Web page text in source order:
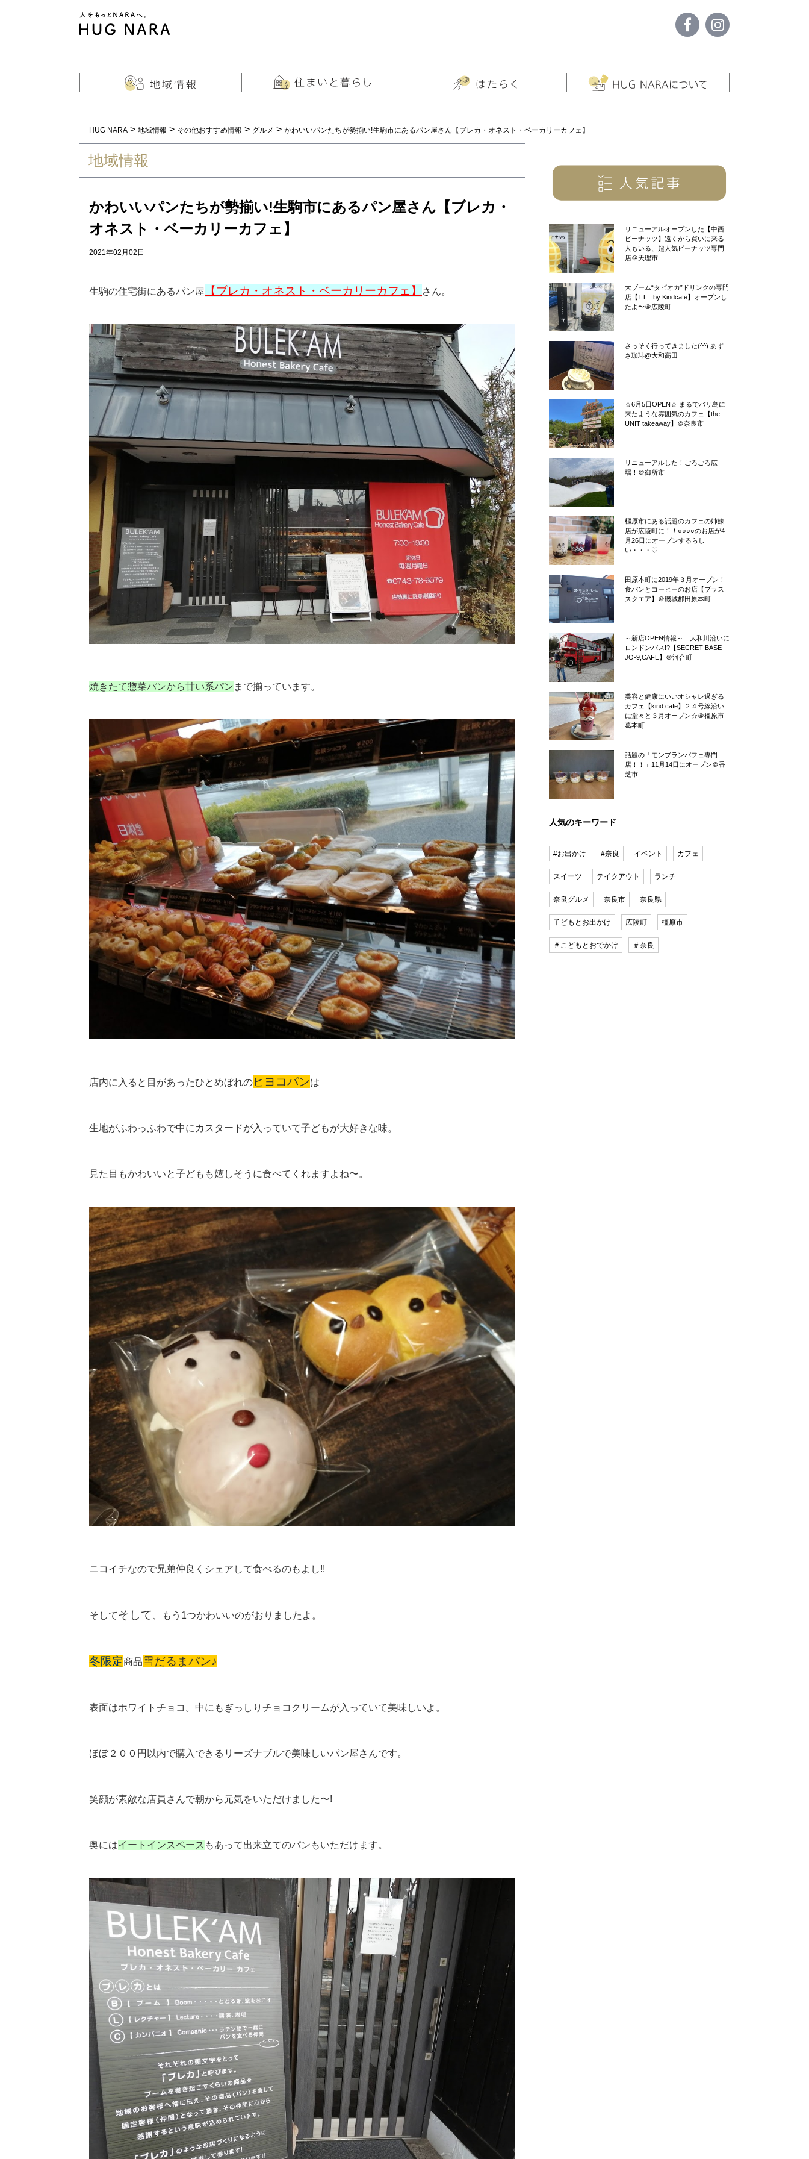
HUG NARA > 地域情報 > その他おすすめ情報 > グルメ > かわいいパンたちが勢揃い!生駒市にあるパン屋さん【ブレカ・オネスト・ベーカリーカフェ】
地域情報
かわいいパンたちが勢揃い!生駒市にあるパン屋さん【ブレカ・
オネスト・ベーカリーカフェ】
2021年02月02日
生駒の住宅街にあるパン屋 【ブレカ・オネスト・ ベーカリーカフェ】 さん。
焼きたて惣菜パンから甘い系パン まで揃っています。
店内に入ると目があったひとめぼれのヒヨコパンは
生地がふわっふわで中にカスタードが入っていて子どもが大好きな味。
見た目もかわいいと子どもも嬉しそうに食べてくれますよね〜。
ニコイチなので兄弟仲良くシェアして食べるのもよし!!
そしてそして 、もう1つかわいいのがおりましたよ。
冬限定商品雪だるまパン♪
表面はホワイトチョコ。 中にもぎっしりチョコクリームが入っていて美味しいよ。
ほぼ２００円以内で購入できるリーズナブルで美味しいパン屋さんです。
笑顔が素敵な店員さんで朝から元気をいただけました〜!
奥にはイートインスペース もあって出来立てのパンもいただけます。
リニューアルオープンした【中西
ピーナッツ】遠くから買いに来る
人もいる、超人気ピーナッツ専門
店＠天理市
大ブーム“タピオカ”ドリンクの専門
店【TT by Kindcafe】オープンし
たよ〜＠広陵町
さっそく行ってきました(^^) あず
さ珈琲@大和高田
☆6月5日OPEN☆ まるでバリ島に
来たような雰囲気のカフェ【the
UNIT takeaway】＠奈良市
リニューアルした！ごろごろ広
場！＠御所市
橿原市にある話題のカフェの姉妹
店が広陵町に！！○○○○のお店が4
月26日にオープンするらし
い・・・♡
田原本町に2019年３月オープン！
食パンとコーヒーのお店【プラス
スクエア】＠磯城郡田原本町
～新店OPEN情報～ 大和川沿いに
ロンドンバス!?【SECRET BASE
JO-9,CAFE】＠河合町
美容と健康にいいオシャレ過ぎる
カフェ【kind cafe】２４号線沿い
に堂々と３月オープン☆＠橿原市
葛本町
話題の「モンブランパフェ専門
店！！」11月14日にオープン＠香
芝市
人気のキーワード
#お出かけ #奈良 イベント カフェ
スイーツ テイクアウト ランチ
奈良グルメ 奈良市 奈良県
子どもとお出かけ 広陵町 橿原市
＃こどもとおでかけ ＃奈良